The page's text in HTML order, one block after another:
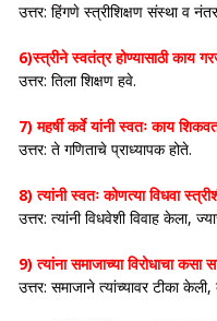
उत्तर: हिंगणे स्त्रीशिक्षण संस्था व नंतर
6)स्त्रीने स्वतंत्र होण्यासाठी काय
उत्तर: तिला शिक्षण हवे.
7) महर्षी कर्वे यांनी स्वतः काय
उत्तर: ते गणिताचे प्राध्यापक होते.
8) त्यांनी स्वतः कोणत्या विधवा
उत्तर: त्यांनी विधवेशी विवाह केला,
9) त्यांना समाजाच्या विरोधाचा कसा
उत्तर: समाजाने त्यांच्यावर टीका